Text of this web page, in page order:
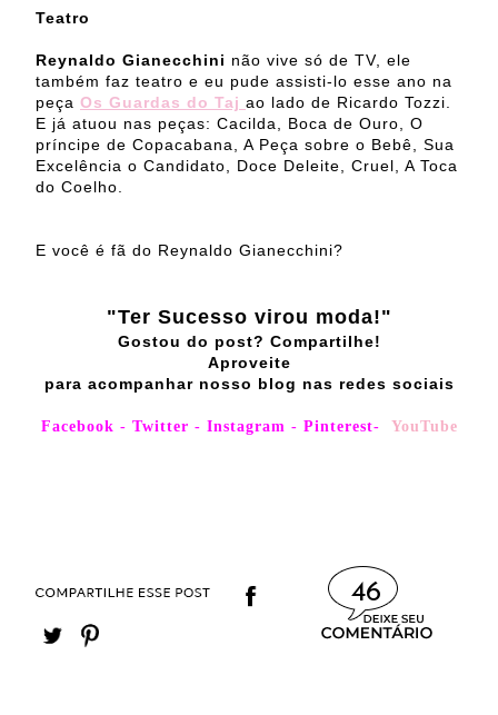
Teatro
Reynaldo Gianecchini não vive só de TV, ele
também faz teatro e eu pude assisti-lo esse ano na
peça Os Guardas do Taj ao lado de Ricardo Tozzi.
E já atuou nas peças: Cacilda, Boca de Ouro, O
príncipe de Copacabana, A Peça sobre o Bebê, Sua
Excelência o Candidato, Doce Deleite, Cruel, A Toca
do Coelho.
E você é fã do Reynaldo Gianecchini?
"Ter Sucesso virou moda!"
Gostou do post? Compartilhe!
Aproveite
para acompanhar nosso blog nas redes sociais
Facebook - Twitter - Instagram - Pinterest- YouTube
46